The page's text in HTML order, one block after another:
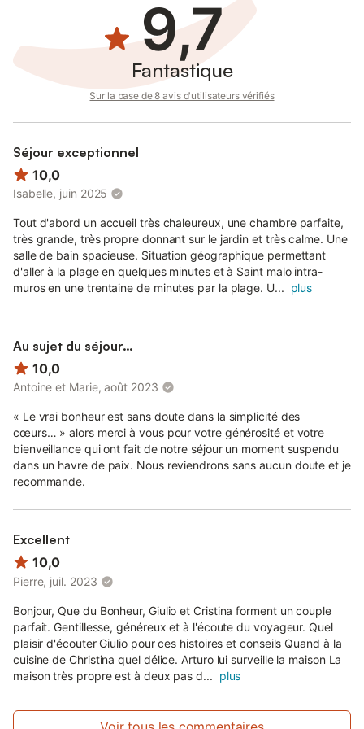
9,7
Fantastique
Sur la base de 8 avis d'utilisateurs vérifiés
Séjour exceptionnel
10,0
Isabelle, juin 2025
Tout d'abord un accueil très chaleureux, une chambre parfaite,
très grande, très propre donnant sur le jardin et très calme. Une
salle de bain spacieuse. Situation géographique permettant
d'aller à la plage en quelques minutes et à Saint malo intra-
muros en une trentaine de minutes par la plage. U... plus
Au sujet du séjour…
10,0
Antoine et Marie, août 2023
« Le vrai bonheur est sans doute dans la simplicité des
cœurs… » alors merci à vous pour votre générosité et votre
bienveillance qui ont fait de notre séjour un moment suspendu
dans un havre de paix. Nous reviendrons sans aucun doute et je
recommande.
Excellent
10,0
Pierre, juil. 2023
Bonjour, Que du Bonheur, Giulio et Cristina forment un couple
parfait. Gentillesse, généreux et à l'écoute du voyageur. Quel
plaisir d'écouter Giulio pour ces histoires et conseils Quand à la
cuisine de Christina quel délice. Arturo lui surveille la maison La
maison très propre est à deux pas d... plus